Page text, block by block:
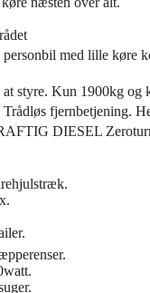
med lille køre
styre. Kun 1900kg og
fjernbetjening.
DIESEL